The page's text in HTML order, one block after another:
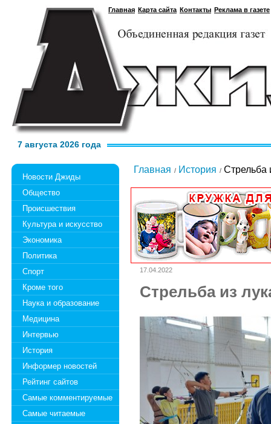
Главная Карта сайта Контакты Реклама в газете
7 августа 2026 года
Новости Джиды
Общество
Происшествия
Культура и искусство
Экономика
Политика
Спорт
Кроме того
Наука и образование
Медицина
Интервью
История
Информер новостей
Рейтинг сайтов
Самые комментируемые
Самые читаемые
Главная История Стрельба
17.04.2022
Стрельба из